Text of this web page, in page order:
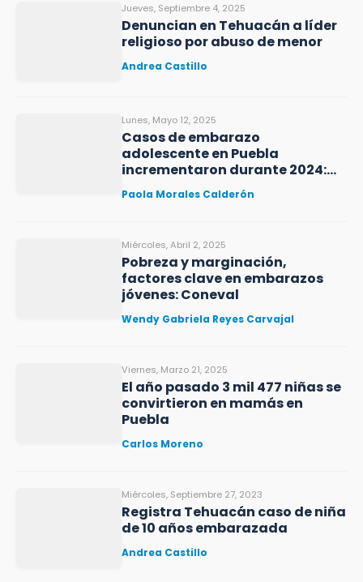
Jueves, Septiembre 4, 2025
Denuncian en Tehuacán a líder
religioso por abuso de menor
Andrea Castillo
Lunes, Mayo 12, 2025
Casos de embarazo
adolescente en Puebla
incrementaron durante 2024:
Igavim
Paola Morales Calderón
Miércoles, Abril 2, 2025
Pobreza y marginación,
factores clave en embarazos
jóvenes: Coneval
Wendy Gabriela Reyes Carvajal
Viernes, Marzo 21, 2025
El año pasado 3 mil 477 niñas se
convirtieron en mamás en
Puebla
Carlos Moreno
Miércoles, Septiembre 27, 2023
Registra Tehuacán caso de niña
de 10 años embarazada
Andrea Castillo